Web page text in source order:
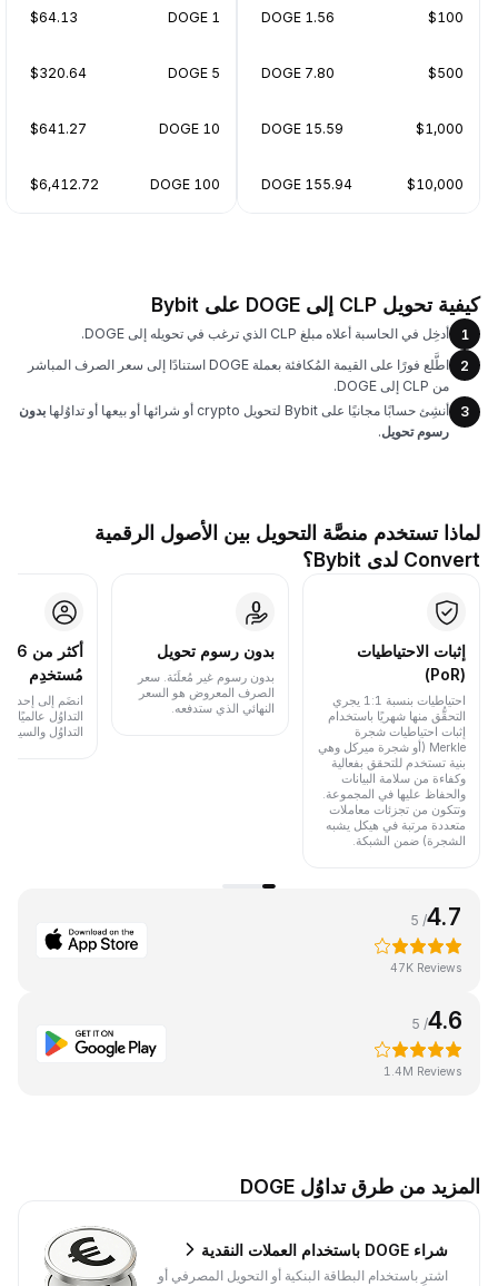
$100
1.56 DOGE
$500
7.80 DOGE
$1,000
15.59 DOGE
$10,000
155.94 DOGE
1 DOGE
$64.13
5 DOGE
$320.64
10 DOGE
$641.27
100 DOGE
$6,412.72
كيفية تحويل CLP إلى DOGE على Bybit
1
أدخِل في الحاسبة أعلاه مبلغ CLP الذي ترغب في تحويله إلى DOGE.
2
اطَّلع فورًا على القيمة المُكافئة بعملة DOGE استنادًا إلى سعر الصرف المباشر
من CLP إلى DOGE.
3
أنشِئ حسابًا مجانيًا على Bybit لتحويل crypto أو شرائها أو بيعها أو تداوُلها
بدون
رسوم تحويل.
لماذا تستخدم منصَّة التحويل بين الأصول الرقمية
Convert لدى Bybit؟
إثبات الاحتياطيات
(PoR)
احتياطيات بنسبة 1:1 يجري
التحقُّق منها شهريًا باستخدام
إثبات احتياطيات شجرة
Merkle (أو شجرة ميركل وهي
بنية تستخدم للتحقق بفعالية
وكفاءة من سلامة البيانات
والحفاظ عليها في المجموعة.
وتتكون من تجزئات معاملات
متعددة مرتبة في هيكل يشبه
الشجرة) ضمن الشبكة.
بدون رسوم تحويل
بدون رسوم غير مُعلَنَة. سعر
الصرف المعروض هو السعر
النهائي الذي ستدفعه.
مُستخدِم
انضَم إلى إحدى
التداوُل
التداوُل والسيولة.
4.7
/ 5
47K Reviews
4.6
/ 5
1.4M Reviews
المزيد من طرق تداوُل DOGE
شراء DOGE باستخدام العملات النقدية
اشترِ باستخدام البطاقة البنكية أو التحويل المصرفي أو